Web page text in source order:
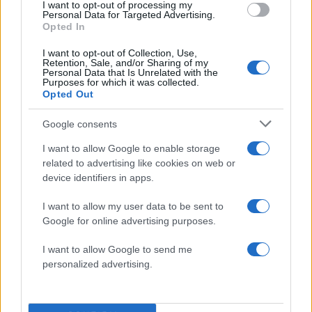
I want to opt-out of processing my
Personal Data for Targeted Advertising.
Opted In
I want to opt-out of Collection, Use,
Retention, Sale, and/or Sharing of my
Personal Data that Is Unrelated with the
Purposes for which it was collected.
Opted Out
Google consents
I want to allow Google to enable storage
related to advertising like cookies on web or
device identifiers in apps.
I want to allow my user data to be sent to
Google for online advertising purposes.
I want to allow Google to send me
personalized advertising.
των γηπεδούχων
21:46 | 21.08.2025
"Σέντρα" στην
αναμέτρηση
Όρκος νίκης από τις δυο ομάδες στη
21:42 | 21.08.2025
Στον αγωνιστικό χώρο οι δυο ομάδες
21:42 | 21.08.2025